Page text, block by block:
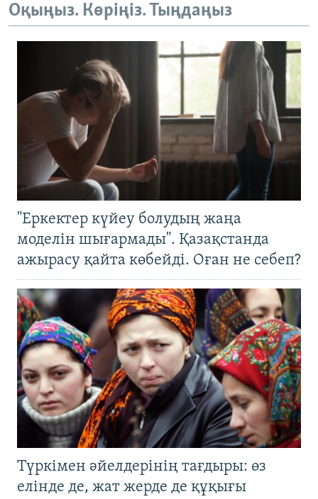
Оқыңыз. Көріңіз. Тыңдаңыз
"Еркектер күйеу болудың жаңа
моделін шығармады". Қазақстанда
ажырасу қайта көбейді. Оған не себеп?
Түркімен әйелдерінің тағдыры: өз
елінде де, жат жерде де құқығы